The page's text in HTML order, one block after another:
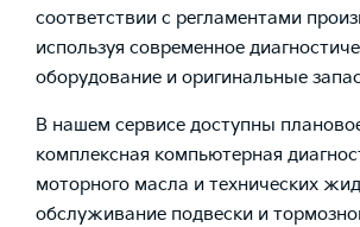
соответствии с регламентами
используя современное
оборудование и оригинальные
В нашем сервисе доступны
комплексная компьютерная
моторного масла и технических
обслуживание подвески и